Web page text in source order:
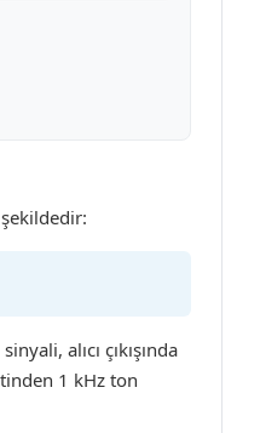
alıcı çıkışında
1 kHz ton